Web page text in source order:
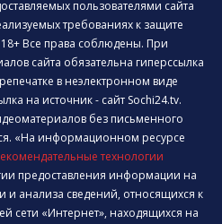
пользователями сайта
требованиях к защите
Все права соблюдены. При
сайта обязательна гиперссылка
в неэлектронном виде
на источник - сайт Sochi24.tv.
без письменного
«На информационном ресурсе
технологии
предоставления информации на
и анализа сведений, относящихся к
сети «Интернет», находящихся на